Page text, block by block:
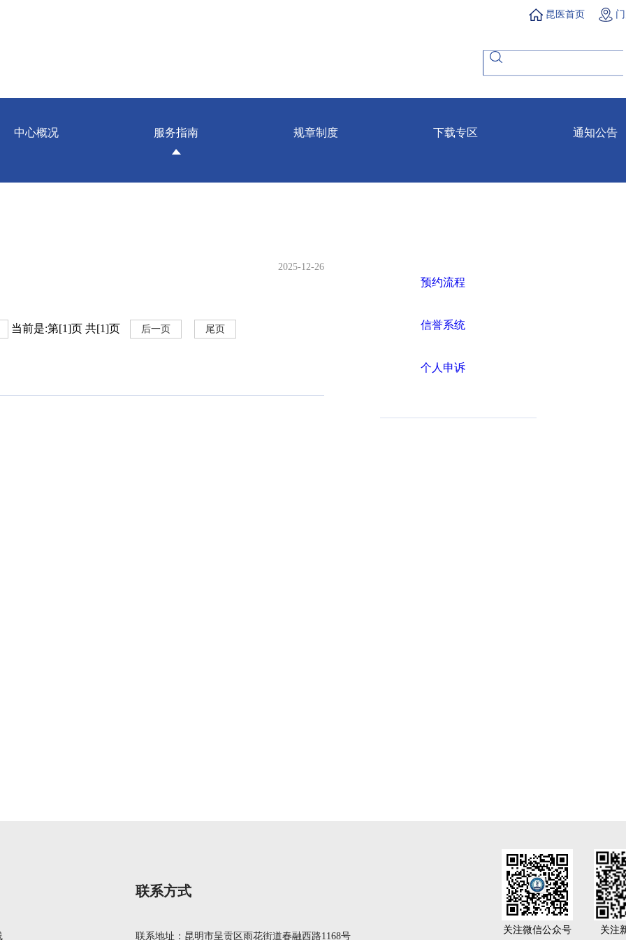
昆医首页
中心概况 服务指南 规章制度 下载专区 通知公告
2025-12-26
当前是:第[1]页 共[1]页 后一页 尾页
预约流程
信誉系统
个人申诉
联系方式
联系地址：昆明市呈贡区雨花街道春融西路1168号
关注微信公众号 关注